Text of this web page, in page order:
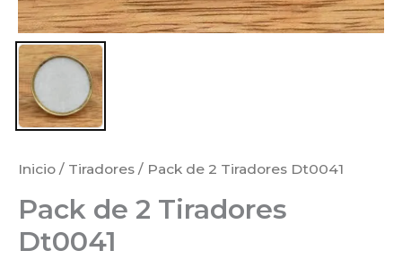
Inicio / Tiradores / Pack de 2 Tiradores Dt0041
Pack de 2 Tiradores
Dt0041